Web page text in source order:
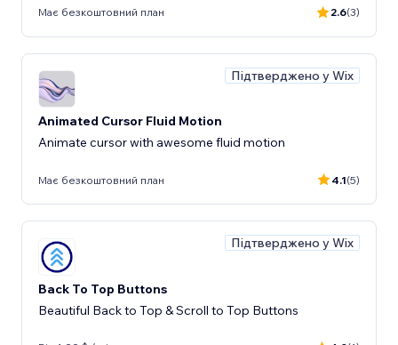
Має безкоштовний план 2.6(3)
Підтверджено у Wix
Animated Cursor Fluid Motion
Animate cursor with awesome fluid motion
Має безкоштовний план 4.1(5)
Підтверджено у Wix
Back To Top Buttons
Beautiful Back to Top & Scroll to Top Buttons